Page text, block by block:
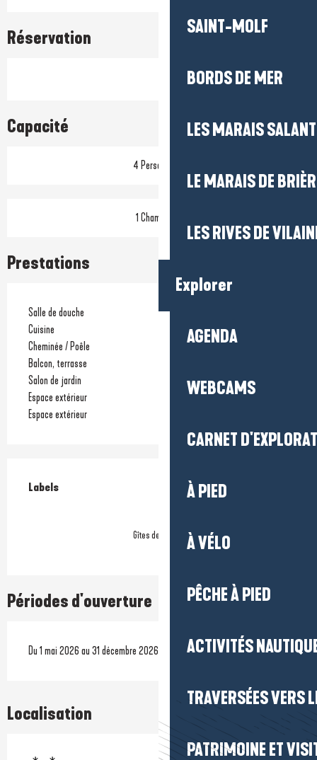
SAINT-MOLF
BORDS DE MER
LES MARAIS
LE MARAIS DE
LES RIVES DE
Explorer
AGENDA
WEBCAMS
CARNET
À PIED
À VÉLO
PÊCHE À PIED
ACTIVITÉS
TRAVERSÉES VERS
PATRIMOINE ET
Réservation
Capacité
4 Personne(s)
1 Chambre(s)
Prestations
Salle de douche
Cuisine
Cheminée / Poêle
Balcon, terrasse
Salon de jardin
Espace extérieur
Espace extérieur
Offres de prestations
Labels
Labels
Gîtes de France
Périodes d'ouverture
Du 1 mai 2026 au 31 décembre 2026
Localisation